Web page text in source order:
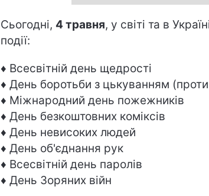
Сьогодні, 4 травня, у світі та в
події:
♦ Всесвітній день щедрості
♦ День боротьби з цькуванням (проти
♦ Міжнародний день пожежників
♦ День безкоштовних коміксів
♦ День невисоких людей
♦ День об'єднання рук
♦ Всесвітній день паролів
♦ День Зоряних війн